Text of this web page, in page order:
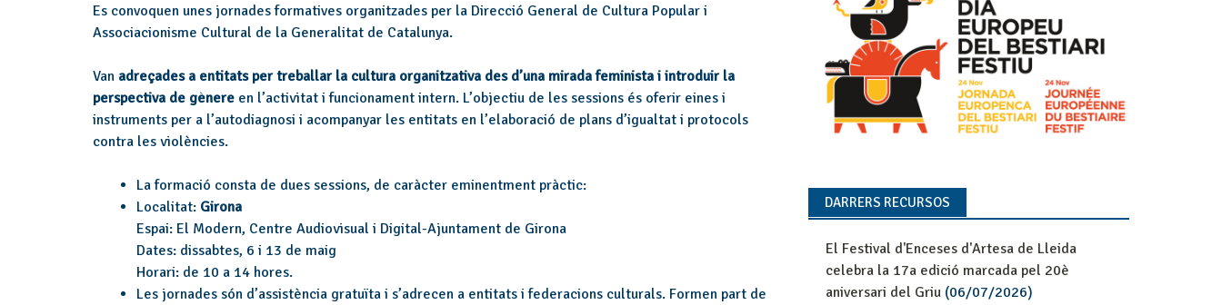
Es convoquen unes jornades formatives organitzades per la Direcció General de Cultura Popular i
Associacionisme Cultural de la Generalitat de Catalunya.
Van adreçades a entitats per treballar la cultura organitzativa des d’una mirada feminista i introduir la
perspectiva de gènere en l’activitat i funcionament intern. L’objectiu de les sessions és oferir eines i
instruments per a l’autodiagnosi i acompanyar les entitats en l’elaboració de plans d’igualtat i protocols
contra les violències.
La formació consta de dues sessions, de caràcter eminentment pràctic:
Localitat: Girona
Espai: El Modern, Centre Audiovisual i Digital-Ajuntament de Girona
Dates: dissabtes, 6 i 13 de maig
Horari: de 10 a 14 hores.
Les jornades són d’assistència gratuïta i s’adrecen a entitats i federacions culturals. Formen part de
DARRERS RECURSOS
El Festival d'Enceses d'Artesa de Lleida
celebra la 17a edició marcada pel 20è
aniversari del Griu(06/07/2026)